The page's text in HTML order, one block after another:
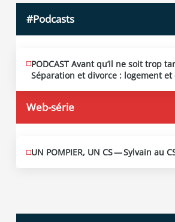
#Podcasts
MAI
13
2026
PODCAST Avant qu’il ne soit trop
Séparation et divorce : logement
Web-série
MAI
10
UN POMPIER, UN CS — Sylvain au